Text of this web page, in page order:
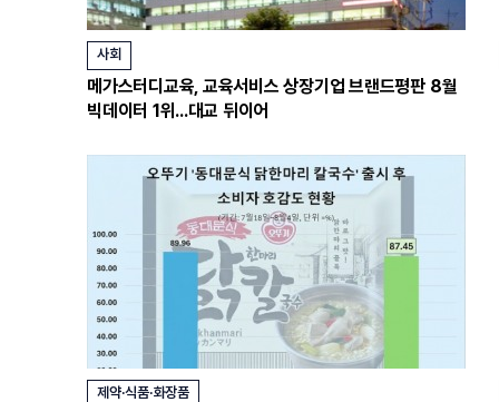
사회
메가스터디교육, 교육서비스 상장기업 브랜드평판 8월
빅데이터 1위...대교 뒤이어
제약·식품·화장품